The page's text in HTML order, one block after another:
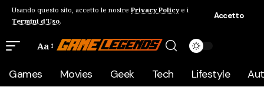
Usando questo sito, accetto le nostre Privacy Policye i
Termini d'Uso.
Accetto
Aa
Games Movies Geek Tech Lifestyle